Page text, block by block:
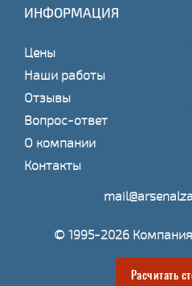
ИНФОРМАЦИЯ
Цены
Наши работы
Отзывы
Вопрос-ответ
О компании
Контакты
© 1995-2026
Расчитать